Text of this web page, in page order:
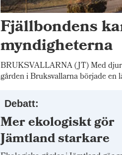
Fjällbondens
myndigheterna
BRUKSVALLARNA (JT) Med
gården i Bruksvallarna började en
Debatt:
Mer ekologiskt gör
Jämtland starkare